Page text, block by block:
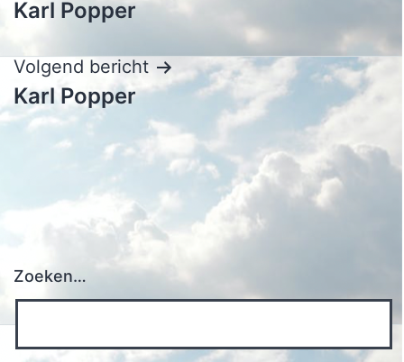
navigatie
Karl Popper
Volgend bericht
Karl Popper
Zoeken…